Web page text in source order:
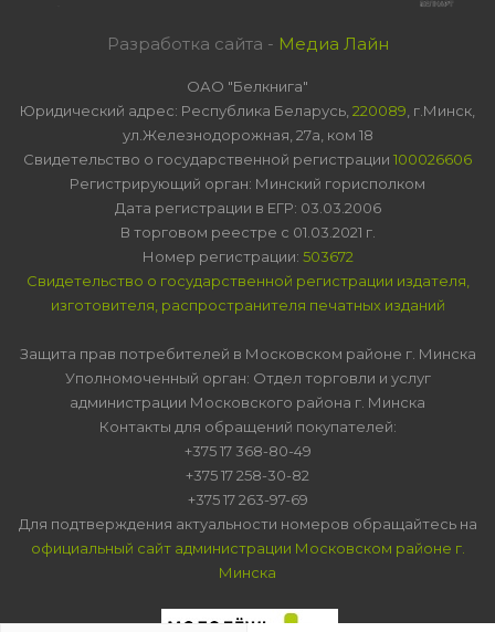
Разработка сайта - Медиа Лайн
ОАО "Белкнига"
Юридический адрес: Республика Беларусь, 220089 , г.Минск,
ул.Железнодорожная, 27а, ком 18
Свидетельство о государственной регистрации 100026606
Регистрирующий орган: Минский горисполком
Дата регистрации в ЕГР: 03.03.2006
В торговом реестре с 01.03.2021 г.
Номер регистрации: 503672
Свидетельство о государственной регистрации издателя,
изготовителя, распространителя печатных изданий
Защита прав потребителей в Московском районе г. Минска
Уполномоченный орган: Отдел торговли и услуг
администрации Московского района г. Минска
Контакты для обращений покупателей:
+375 17 368-80-49
+375 17 258-30-82
+375 17 263-97-69
Для подтверждения актуальности номеров обращайтесь на
официальный сайт администрации Московском районе г.
Минска